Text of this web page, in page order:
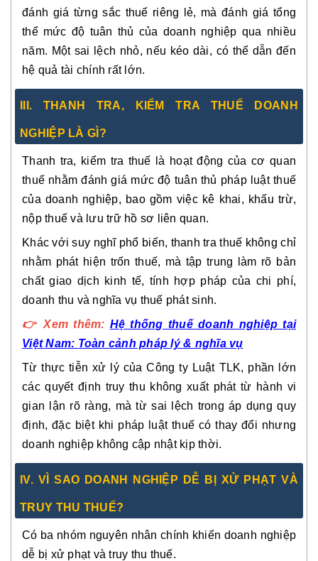
đánh giá từng sắc thuế riêng lẻ, mà đánh giátổng
thể mức độ tuân thủ của doanh nghiệp qua nhiều
năm. Một sai lệch nhỏ, nếu kéo dài, có thể dẫn đến
hệ quả tài chính rất lớn.
. THANH TRA, KIỂM TRA THUẾ DOANH
NGHIỆP LÀ GÌ?
Thanh tra, kiểm tra thuế là hoạt động của cơ quan
thuế nhằmđánh giá mức độ tuân thủ pháp luật thuế
của doanh nghiệp, bao gồm việc kê khai, khấu trừ,
nộp thuế và lưu trữ hồ sơ liên quan.
Khác với suy nghĩ phổ biến, thanh tra thuế không chỉ
nhằm phát hiện trốn thuế, mà tập trung làm rõ bản
chất giao dịch kinh tế, tính hợp pháp của chi phí,
doanh thu và nghĩa vụ thuế phát sinh.
👉 Xem thêm: Hệ thống thuế doanh nghiệp tại
Việt Nam: Toàn cảnh pháp lý & nghĩa vụ
Từ thực tiễn xử lý của Công ty Luật TLK, phần lớn
các quyết định truy thu không xuất phát từ hành vi
gian lận rõ ràng, mà từsai lệch trong áp dụng quy
định, đặc biệt khi pháp luật thuế có thay đổi nhưng
doanh nghiệp không cập nhật kịp thời.
IV. VÌ SAO DOANH NGHIỆP DỄ BỊ XỬ PHẠT VÀ
TRUY THU THUẾ?
Có ba nhóm nguyên nhân chính khiến doanh nghiệp
dễ bị xử phạt và truy thu thuế.